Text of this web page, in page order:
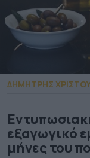
ΔΗΜΗΤΡΗΣ
εξαγωγικό
μήνες του